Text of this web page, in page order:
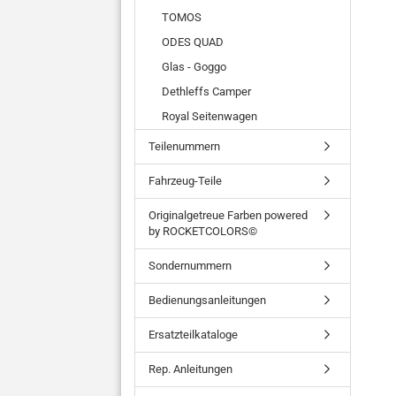
TOMOS
ODES QUAD
Glas - Goggo
Dethleffs Camper
Royal Seitenwagen
Teilenummern
Fahrzeug-Teile
Originalgetreue Farben powered
by ROCKETCOLORS©
Sondernummern
Bedienungsanleitungen
Ersatzteilkataloge
Rep. Anleitungen